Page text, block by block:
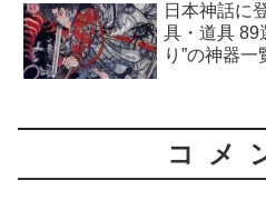
日本神話に
具・道具 89
り”の神器一
コメ